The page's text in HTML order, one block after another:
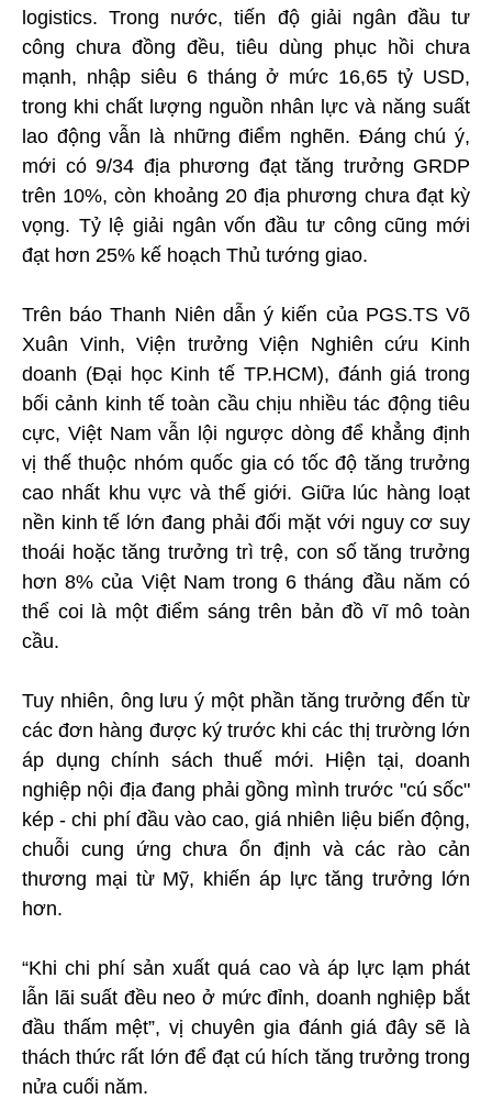
logistics. Trong nước, tiến độ giải ngân đầu tư
công chưa đồng đều, tiêu dùng phục hồi chưa
mạnh, nhập siêu 6 tháng ở mức 16,65 tỷ USD,
trong khi chất lượng nguồn nhân lực và năng suất
lao động vẫn là những điểm nghẽn. Đáng chú ý,
mới có 9/34 địa phương đạt tăng trưởng GRDP
trên 10%, còn khoảng 20 địa phương chưa đạt kỳ
vọng. Tỷ lệ giải ngân vốn đầu tư công cũng mới
đạt hơn 25% kế hoạch Thủ tướng giao.
Trên báo Thanh Niên dẫn ý kiến của PGS.TS Võ
Xuân Vinh, Viện trưởng Viện Nghiên cứu Kinh
doanh (Đại học Kinh tế TP.HCM), đánh giá trong
bối cảnh kinh tế toàn cầu chịu nhiều tác động tiêu
cực, Việt Nam vẫn lội ngược dòng để khẳng định
vị thế thuộc nhóm quốc gia có tốc độ tăng trưởng
cao nhất khu vực và thế giới. Giữa lúc hàng loạt
nền kinh tế lớn đang phải đối mặt với nguy cơ suy
thoái hoặc tăng trưởng trì trệ, con số tăng trưởng
hơn 8% của Việt Nam trong 6 tháng đầu năm có
thể coi là một điểm sáng trên bản đồ vĩ mô toàn
cầu.
Tuy nhiên, ông lưu ý một phần tăng trưởng đến từ
các đơn hàng được ký trước khi các thị trường lớn
áp dụng chính sách thuế mới. Hiện tại, doanh
nghiệp nội địa đang phải gồng mình trước "cú sốc"
kép - chi phí đầu vào cao, giá nhiên liệu biến động,
chuỗi cung ứng chưa ổn định và các rào cản
thương mại từ Mỹ, khiến áp lực tăng trưởng lớn
hơn.
“Khi chi phí sản xuất quá cao và áp lực lạm phát
lẫn lãi suất đều neo ở mức đỉnh, doanh nghiệp bắt
đầu thấm mệt”, vị chuyên gia đánh giá đây sẽ là
thách thức rất lớn để đạt cú hích tăng trưởng trong
nửa cuối năm.